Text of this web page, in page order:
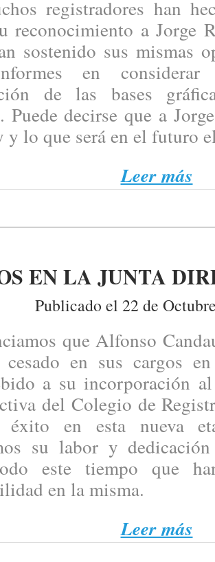
registradores han
reconocimiento a Jorge
sostenido sus mismas
en
de las bases
Puede decirse que a
y lo que será en el futuro
Leer más
EN LA JUNTA
Publicado el 22 de
que Alfonso
cesado en sus cargos
a su incorporación
del Colegio de
éxito en esta nueva
su labor y
este tiempo que
en la misma.
Leer más